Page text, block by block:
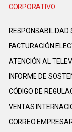
CORPORATIVO
RESPONSABILIDAD
FACTURACIÓN
ATENCIÓN AL
INFORME DE
CÓDIGO DE
VENTAS
CORREO